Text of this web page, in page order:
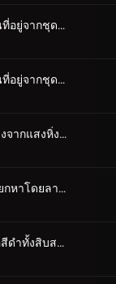
ตอนที่ 626 หลักฐานที่อยู่จากชุดสีดำ (ตอน 1)
ตอนที่ 627 หลักฐานที่อยู่จากชุดสีดำ (ตอน 2)
ตอนที่ 628 ความจริงจากแสงหิ่งห้อย
ตอนที่ 629 วิกฤติเรียกหาโดยลางสังหรณ์สีแดง
ตอนที่ 630 ข้อเสนอสีดำทั้งสิบสาม